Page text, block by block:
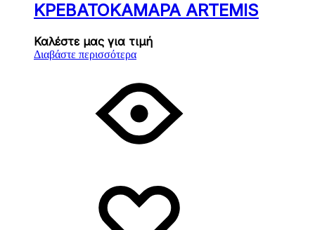
ΚΡΕΒΑΤΟΚΑΜΑΡΑ ARTEMIS
Καλέστε μας για τιμή
Διαβάστε περισσότερα